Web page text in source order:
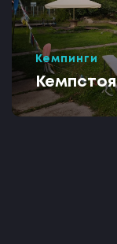
Кемпинги